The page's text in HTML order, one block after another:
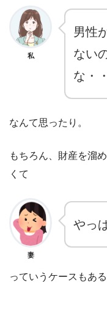
私
男性
ない
な・
なんて思ったり。
もちろん、財産を溜
くて
妻
やっ
っていうケースもあ